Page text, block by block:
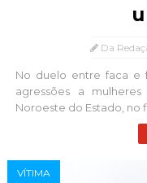
Da
No duelo entre faca e
agressões a
Noroeste do Estado, no
VÍTIMA